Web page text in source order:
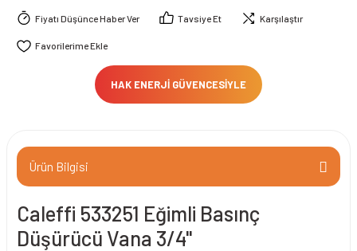
Fiyatı Düşünce Haber Ver Tavsiye Et Karşılaştır
HAK ENERJİ GÜVENCESİYLE
Ürün Bilgisi
Caleffi 533251 Eğimli Basınç
Düşürücü Vana 3/4"